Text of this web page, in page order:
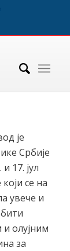
је
Србије
17. јул
се на
увече и
олујним
за